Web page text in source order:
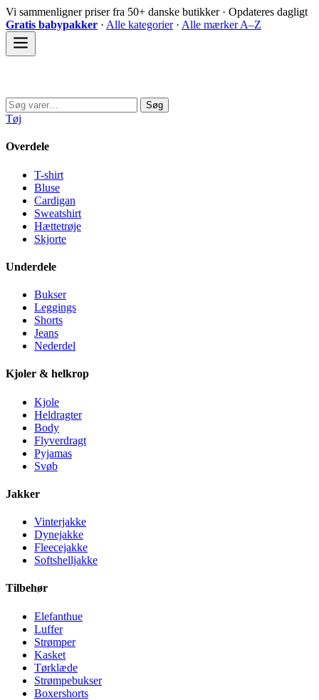
Spring
til
indhold
Vi sammenligner priser fra 50+ danske butikker · Opdateres dagligt
Gratis babypakker · Alle kategorier· Alle mærker A–Z
Søg
efter:
Søg
Tøj
Overdele
T-shirt
Bluse
Cardigan
Sweatshirt
Hættetrøje
Skjorte
Underdele
Bukser
Leggings
Shorts
Jeans
Nederdel
Kjoler & helkrop
Kjole
Heldragter
Body
Flyverdragt
Pyjamas
Svøb
Jakker
Vinterjakke
Dynejakke
Fleecejakke
Softshelljakke
Tilbehør
Elefanthue
Luffer
Strømper
Kasket
Tørklæde
Strømpebukser
Boxershorts